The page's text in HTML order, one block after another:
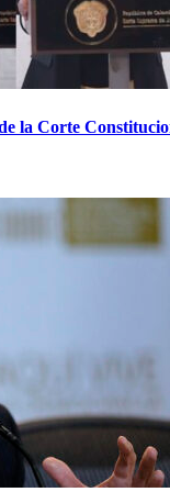
la Corte